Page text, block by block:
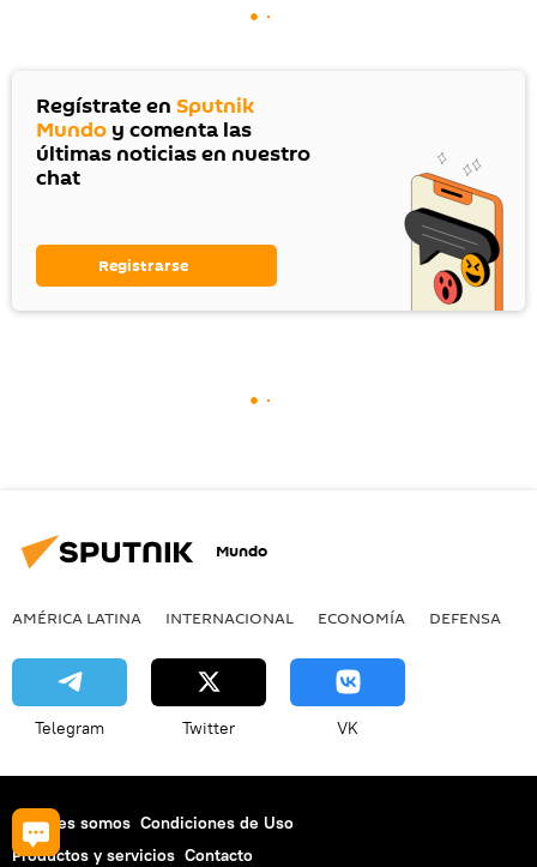
Regístrate en Sputnik
Mundo y comenta las
últimas noticias en nuestro
chat
Registrarse
Mundo
AMÉRICA LATINA INTERNACIONAL ECONOMÍA DEFENSA
Telegram Twitter VK
Quiénes somos Condiciones de Uso
Productos y servicios Contacto